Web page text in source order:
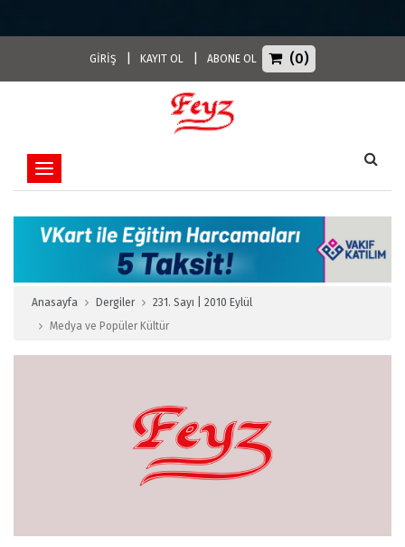
GİRİŞ KAYIT OL ABONE OL (0)
Toggle navigation
Anasayfa Dergiler
231. Sayı | 2010 Eylül
Medya ve Popüler Kültür